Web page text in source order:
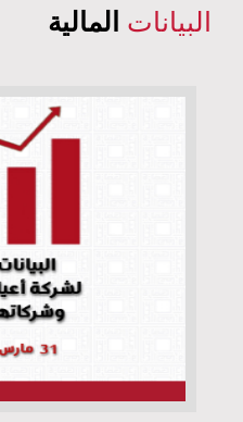
البيانات المالية